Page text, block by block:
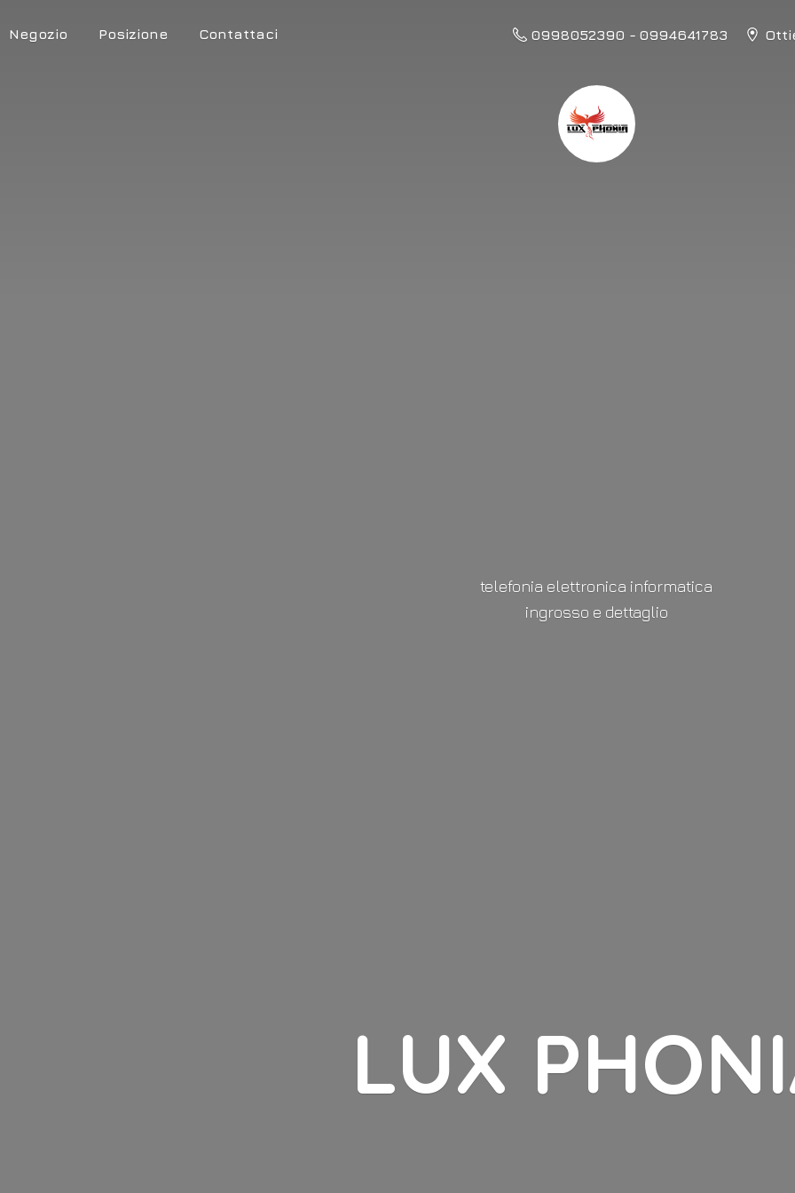
Negozio Posizione Contattaci 0998052390 - 0994641783
LUX
telefonia elettronica informatica
ingrosso e dettaglio